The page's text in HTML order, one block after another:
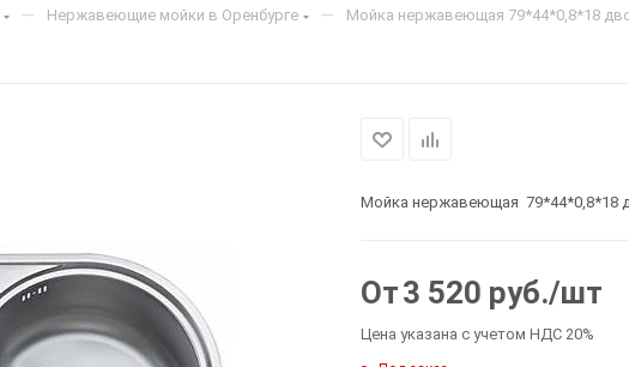
— Нержавеющие мойки в Оренбурге — Мойка нержавеющая 79*44*0,8*18
Мойка нержавеющая 79*44*0,8*18
От3 520 руб./шт
Цена указана с учетом НДС 20%